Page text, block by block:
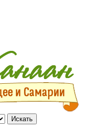
Искать